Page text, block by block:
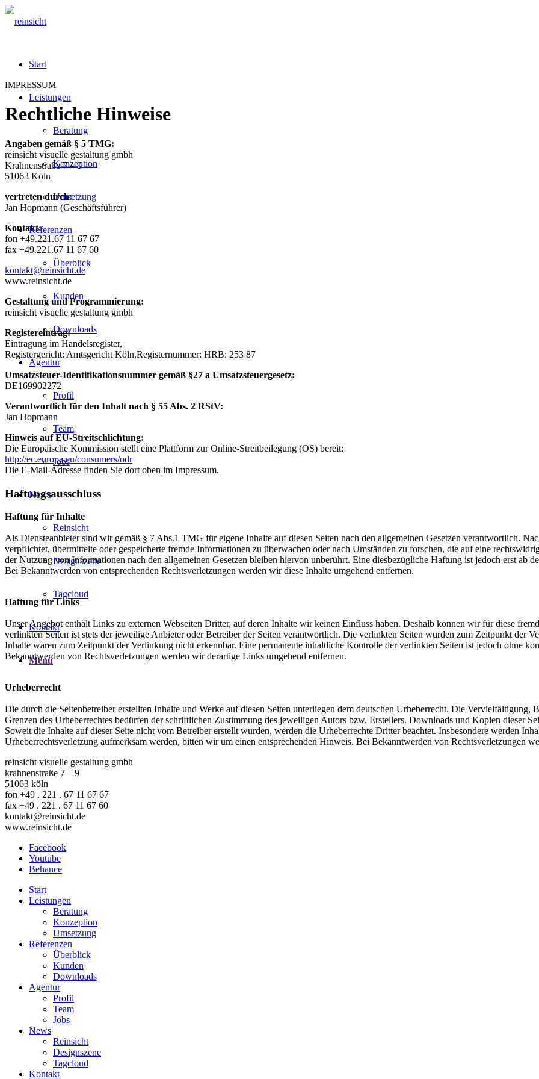
Start
Leistungen
Beratung
Konzeption
Umsetzung
Referenzen
Überblick
Kunden
Downloads
Agentur
Profil
Team
Jobs
News
Reinsicht
Designszene
Tagcloud
Kontakt
Menü
IMPRESSUM
Rechtliche Hinweise
Angaben gemäß § 5 TMG:
reinsicht visuelle gestaltung gmbh
Krahnenstraße 7 – 9
51063 Köln
vertreten durch:
Jan Hopmann (Geschäftsführer)
Kontakt:
fon +49.221.67 11 67 67
fax +49.221.67 11 67 60
kontakt@reinsicht.de
www.reinsicht.de
Gestaltung und Programmierung:
reinsicht visuelle gestaltung gmbh
Registereintrag:
Eintragung im Handelsregister,
Registergericht: Amtsgericht Köln,Registernummer: HRB: 253 87
Umsatzsteuer-Identifikationsnummer gemäß §27 a Umsatzsteuergesetz:
DE169902272
Verantwortlich für den Inhalt nach § 55 Abs. 2 RStV:
Jan Hopmann
Hinweis auf EU-Streitschlichtung:
Die Europäische Kommission stellt eine Plattform zur Online-Streitbeilegung (OS) bereit:
http://ec.europa.eu/consumers/odr
Die E-Mail-Adresse finden Sie dort oben im Impressum.
Haftungsausschluss
Haftung für Inhalte
Als Diensteanbieter sind wir gemäß § 7 Abs.1 TMG für eigene Inhalte auf diesen Seiten nach den allgemeinen Gesetzen verantwortlich.
verpflichtet, übermittelte oder gespeicherte fremde Informationen zu überwachen oder nach Umständen zu forschen, die auf eine
der Nutzung von Informationen nach den allgemeinen Gesetzen bleiben hiervon unberührt. Eine diesbezügliche Haftung ist jedoch erst ab
Bei Bekanntwerden von entsprechenden Rechtsverletzungen werden wir diese Inhalte umgehend entfernen.
Haftung für Links
Unser Angebot enthält Links zu externen Webseiten Dritter, auf deren Inhalte wir keinen Einfluss haben. Deshalb können wir für diese
verlinkten Seiten ist stets der jeweilige Anbieter oder Betreiber der Seiten verantwortlich. Die verlinkten Seiten wurden zum Zeitpunkt der
Inhalte waren zum Zeitpunkt der Verlinkung nicht erkennbar. Eine permanente inhaltliche Kontrolle der verlinkten Seiten ist jedoch ohne
Bekanntwerden von Rechtsverletzungen werden wir derartige Links umgehend entfernen.
Urheberrecht
Die durch die Seitenbetreiber erstellten Inhalte und Werke auf diesen Seiten unterliegen dem deutschen Urheberrecht. Die
Grenzen des Urheberrechtes bedürfen der schriftlichen Zustimmung des jeweiligen Autors bzw. Erstellers. Downloads und Kopien dieser
Soweit die Inhalte auf dieser Seite nicht vom Betreiber erstellt wurden, werden die Urheberrechte Dritter beachtet. Insbesondere werden
Urheberrechtsverletzung aufmerksam werden, bitten wir um einen entsprechenden Hinweis. Bei Bekanntwerden von Rechtsverletzungen
reinsicht visuelle gestaltung gmbh
krahnenstraße 7 – 9
51063 köln
fon +49 . 221 . 67 11 67 67
fax +49 . 221 . 67 11 67 60
kontakt@reinsicht.de
www.reinsicht.de
Facebook
Youtube
Behance
Start
Leistungen
Beratung
Konzeption
Umsetzung
Referenzen
Überblick
Kunden
Downloads
Agentur
Profil
Team
Jobs
News
Reinsicht
Designszene
Tagcloud
Kontakt